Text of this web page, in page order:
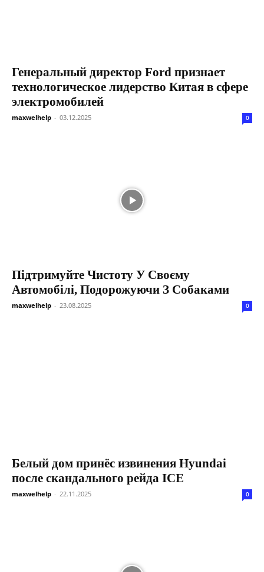
Генеральный директор Ford признает
технологическое лидерство Китая в сфере
электромобилей
maxwelhelp - 03.12.2025 0
Підтримуйте Чистоту У Своєму
Автомобілі, Подорожуючи З Собаками
maxwelhelp - 23.08.2025 0
Белый дом принёс извинения Hyundai
после скандального рейда ICE
maxwelhelp - 22.11.2025 0